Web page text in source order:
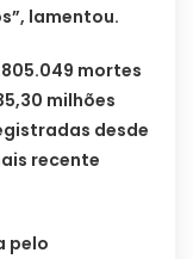
lamentou.
mortes
milhões
desde
recente
pelo